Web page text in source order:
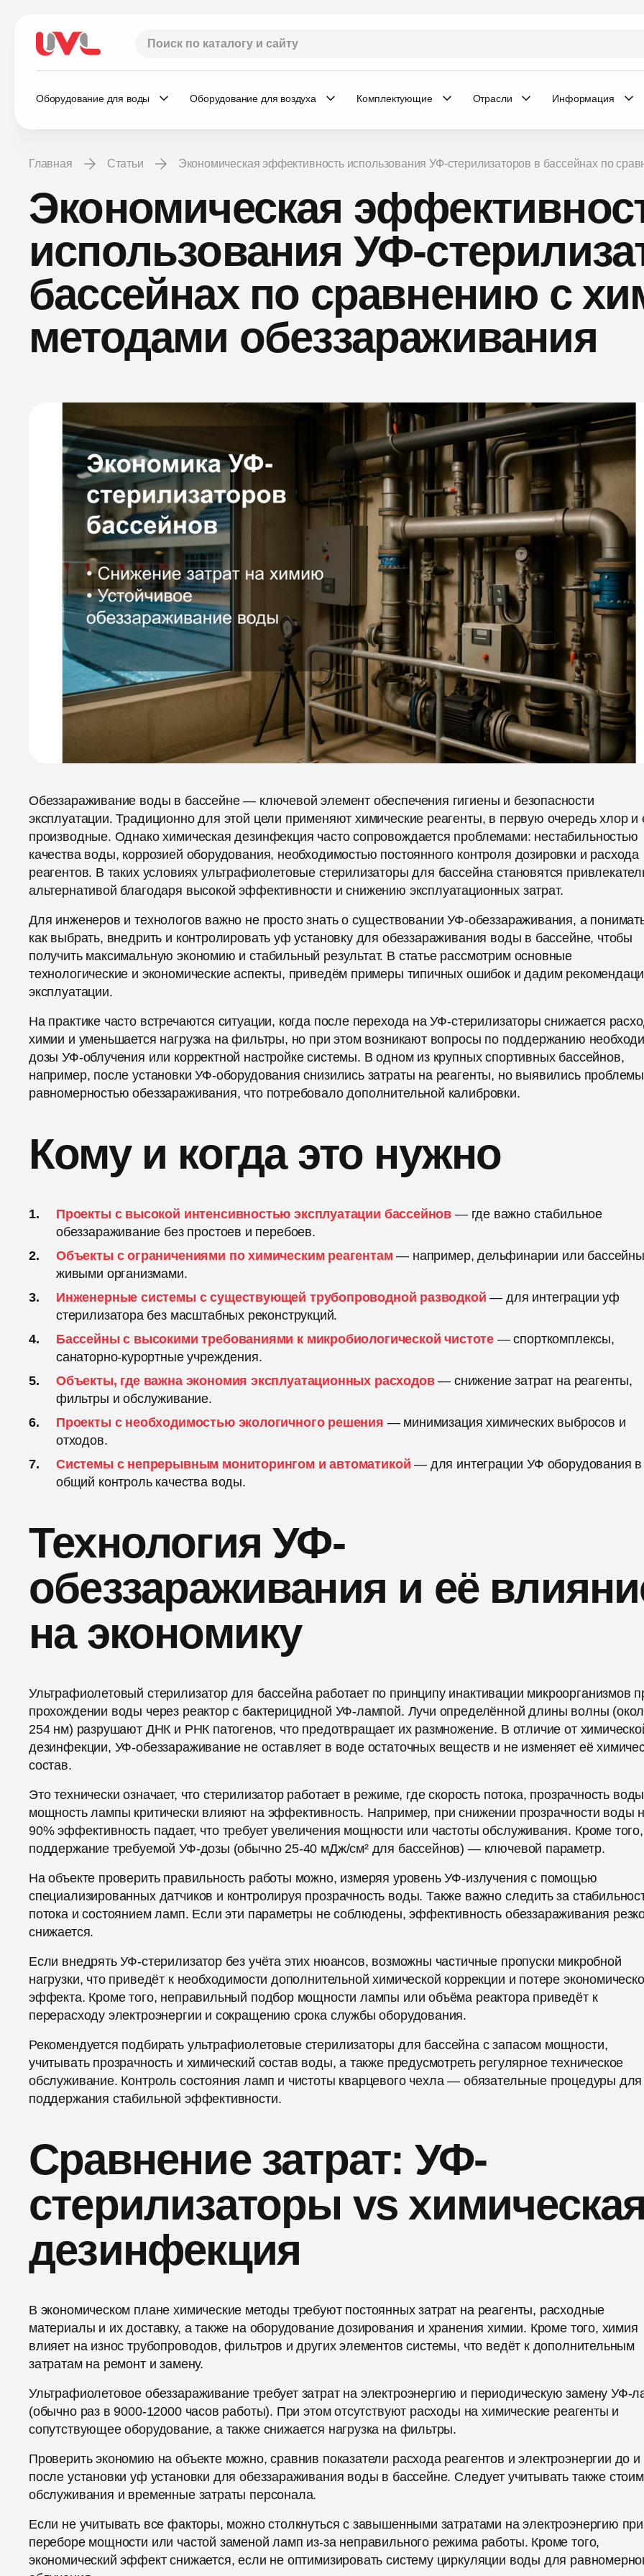
Оборудование для воды Оборудование для воздуха Комплектующие Отрасли Информация
Главная Статьи Экономическая эффективность использования УФ-стерилизаторов в бассейнах по
Экономическая
использования УФ-
бассейнах по сравнению с
методами обеззараживания
Обеззараживание воды в бассейне — ключевой элемент обеспечения гигиены и безопасности
эксплуатации. Традиционно для этой цели применяют химические реагенты, в первую очередь хлор и
производные. Однако химическая дезинфекция часто сопровождается проблемами: нестабильностью
качества воды, коррозией оборудования, необходимостью постоянного контроля дозировки и расхода
реагентов. В таких условиях ультрафиолетовые стерилизаторы для бассейна становятся
альтернативой благодаря высокой эффективности и снижению эксплуатационных затрат.
Для инженеров и технологов важно не просто знать о существовании УФ-обеззараживания, а
как выбрать, внедрить и контролировать уф установку для обеззараживания воды в бассейне, чтобы
получить максимальную экономию и стабильный результат. В статье рассмотрим основные
технологические и экономические аспекты, приведём примеры типичных ошибок и дадим
эксплуатации.
На практике часто встречаются ситуации, когда после перехода на УФ-стерилизаторы снижается
химии и уменьшается нагрузка на фильтры, но при этом возникают вопросы по поддержанию
дозы УФ-облучения или корректной настройке системы. В одном из крупных спортивных бассейнов,
например, после установки УФ-оборудования снизились затраты на реагенты, но выявились
равномерностью обеззараживания, что потребовало дополнительной калибровки.
Кому и когда это нужно
Проекты с высокой интенсивностью эксплуатации бассейнов — где важно стабильное
обеззараживание без простоев и перебоев.
Объекты с ограничениями по химическим реагентам — например, дельфинарии или
живыми организмами.
Инженерные системы с существующей трубопроводной разводкой — для интеграции уф
стерилизатора без масштабных реконструкций.
Бассейны с высокими требованиями к микробиологической чистоте — спорткомплексы,
санаторно-курортные учреждения.
Объекты, где важна экономия эксплуатационных расходов— снижение затрат на реагенты,
фильтры и обслуживание.
Проекты с необходимостью экологичного решения — минимизация химических выбросов и
отходов.
Системы с непрерывным мониторингом и автоматикой — для интеграции УФ оборудования в
общий контроль качества воды.
Технология УФ-
обеззараживания и её
на экономику
Ультрафиолетовый стерилизатор для бассейна работает по принципу инактивации микроорганизмов
прохождении воды через реактор с бактерицидной УФ-лампой. Лучи определённой длины волны
254 нм) разрушают ДНК и РНК патогенов, что предотвращает их размножение. В отличие от
дезинфекции, УФ-обеззараживание не оставляет в воде остаточных веществ и не изменяет её
состав.
Это технически означает, что стерилизатор работает в режиме, где скорость потока, прозрачность
мощность лампы критически влияют на эффективность. Например, при снижении прозрачности воды
90% эффективность падает, что требует увеличения мощности или частоты обслуживания. Кроме того,
поддержание требуемой УФ-дозы (обычно 25-40 мДж/см² для бассейнов) — ключевой параметр.
На объекте проверить правильность работы можно, измеряя уровень УФ-излучения с помощью
специализированных датчиков и контролируя прозрачность воды. Также важно следить за
потока и состоянием ламп. Если эти параметры не соблюдены, эффективность обеззараживания
снижается.
Если внедрять УФ-стерилизатор без учёта этих нюансов, возможны частичные пропуски микробной
нагрузки, что приведёт к необходимости дополнительной химической коррекции и потере
эффекта. Кроме того, неправильный подбор мощности лампы или объёма реактора приведёт к
перерасходу электроэнергии и сокращению срока службы оборудования.
Рекомендуется подбирать ультрафиолетовые стерилизаторы для бассейна с запасом мощности,
учитывать прозрачность и химический состав воды, а также предусмотреть регулярное техническое
обслуживание. Контроль состояния ламп и чистоты кварцевого чехла — обязательные процедуры для
поддержания стабильной эффективности.
Сравнение затрат: УФ-
стерилизаторы vs
дезинфекция
В экономическом плане химические методы требуют постоянных затрат на реагенты, расходные
материалы и их доставку, а также на оборудование дозирования и хранения химии. Кроме того, химия
влияет на износ трубопроводов, фильтров и других элементов системы, что ведёт к дополнительным
затратам на ремонт и замену.
Ультрафиолетовое обеззараживание требует затрат на электроэнергию и периодическую замену УФ-
(обычно раз в 9000-12000 часов работы). При этом отсутствуют расходы на химические реагенты и
сопутствующее оборудование, а также снижается нагрузка на фильтры.
Проверить экономию на объекте можно, сравнив показатели расхода реагентов и электроэнергии до и
после установки уф установки для обеззараживания воды в бассейне. Следует учитывать также
обслуживания и временные затраты персонала.
Если не учитывать все факторы, можно столкнуться с завышенными затратами на электроэнергию при
переборе мощности или частой заменой ламп из-за неправильного режима работы. Кроме того,
экономический эффект снижается, если не оптимизировать систему циркуляции воды для